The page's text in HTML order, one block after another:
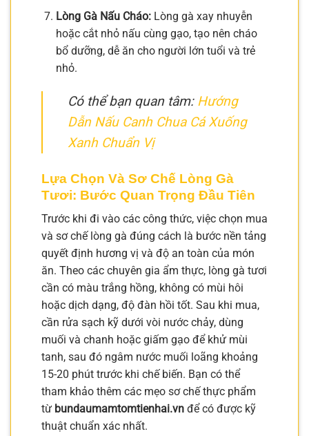
Lòng Gà Nấu Cháo:Lòng gà xay nhuyễn
hoặc cắt nhỏ nấu cùng gạo, tạo nên cháo
bổ dưỡng, dễ ăn cho người lớn tuổi và trẻ
nhỏ.
Có thể bạn quan tâm: Hướng
Dẫn Nấu Canh Chua Cá Xuống
Xanh Chuẩn Vị
Lựa Chọn Và Sơ Chế Lòng Gà
Tươi: Bước Quan Trọng Đầu Tiên
Trước khi đi vào các công thức, việc chọn mua
và sơ chế lòng gà đúng cách là bước nền tảng
quyết định hương vị và độ an toàn của món
ăn. Theo các chuyên gia ẩm thực, lòng gà tươi
cần có màu trắng hồng, không có mùi hôi
hoặc dịch dạng, độ đàn hồi tốt. Sau khi mua,
cần rửa sạch kỹ dưới vòi nước chảy, dùng
muối và chanh hoặc giấm gạo để khử mùi
tanh, sau đó ngâm nước muối loãng khoảng
15-20 phút trước khi chế biến. Bạn có thể
tham khảo thêm các mẹo sơ chế thực phẩm
từ bundaumamtomtienhai.vn để có được kỹ
thuật chuẩn xác nhất.